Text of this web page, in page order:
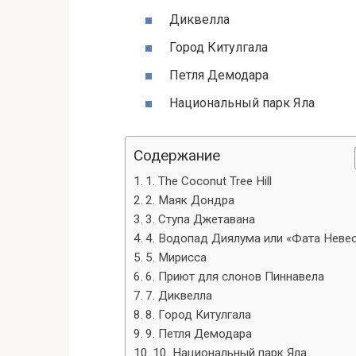
Диквелла
Город Китулгала
Петля Демодара
Национальный парк Яла
Содержание
1. The Coconut Tree Hill
2. Маяк Дондра
3. Ступа Джетавана
4. Водопад Диялума или «Фата
5. Мирисса
6. Приют для слонов Пиннавела
7. Диквелла
8. Город Китулгала
9. Петля Демодара
10. Национальный парк Яла